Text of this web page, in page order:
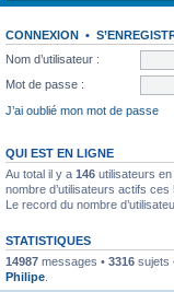
CONNEXION •
Nom d’utilisateur :
Mot de passe :
J’ai oublié mon mot de passe
QUI EST EN LIGNE
Au total il y a 146 utilisateurs
nombre d’utilisateurs actifs
Le record du nombre
STATISTIQUES
14987 messages • 3316 sujets
Philipe